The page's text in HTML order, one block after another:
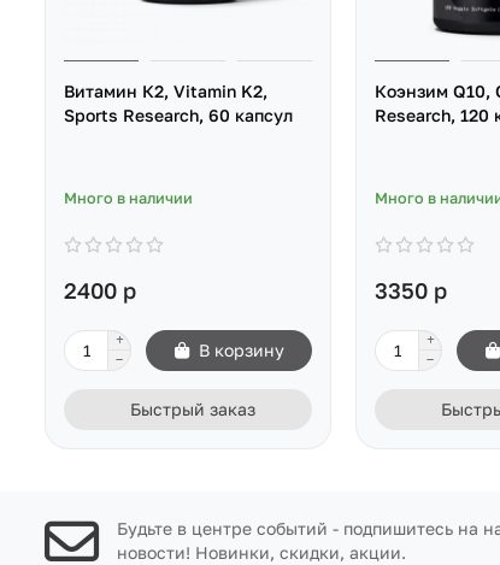
Витамин К2, Vitamin K2,
Sports Research, 60 капсул
Много в наличии
2400 р
В корзину
Быстрый заказ
Коэнзим Q10,
Research, 120
Много в
3350 р
Будьте в центре событий - подпишитесь на
новости! Новинки, скидки, акции.